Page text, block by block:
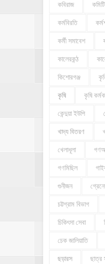
কবিরাজ কমিটি
কর্মবিরতি
কর্মী সমাবেশ
কালেরকন্ঠ
কিশোরগঞ্জ
কৃষি কৃষি
কেন্দুয়া ইউপি
খাদ্য বিতরণ
খেলাধূলা
গণমিছিল
গুনীজন
চট্টগ্রাম বিভাগ
চিকিৎসা সেবা
চেক জালিয়াতি
ছড়ারস ছাত্র